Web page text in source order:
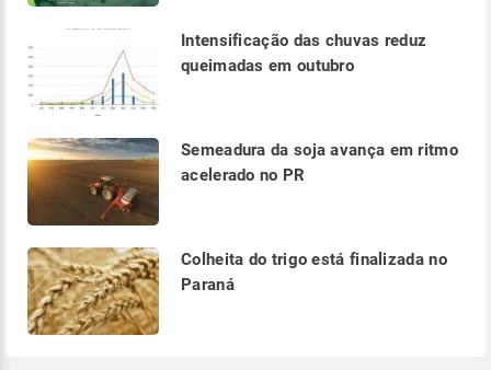
Intensificação das chuvas reduz
queimadas em outubro
Semeadura da soja avança em ritmo
acelerado no PR
Colheita do trigo está finalizada no
Paraná